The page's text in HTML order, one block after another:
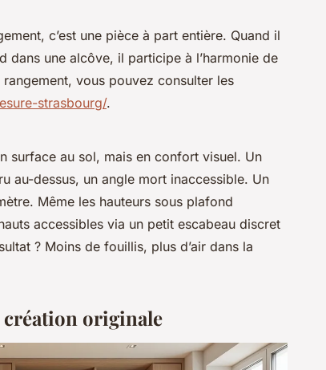
c’est une pièce à part entière. Quand il
dans une alcôve, il participe à l’harmonie de
vous pouvez consulter les
strasbourg/.
surface au sol, mais en confort visuel. Un
au-dessus, un angle mort inaccessible. Un
Même les hauteurs sous plafond
accessibles via un petit escabeau discret
? Moins de fouillis, plus d’air dans la
création originale